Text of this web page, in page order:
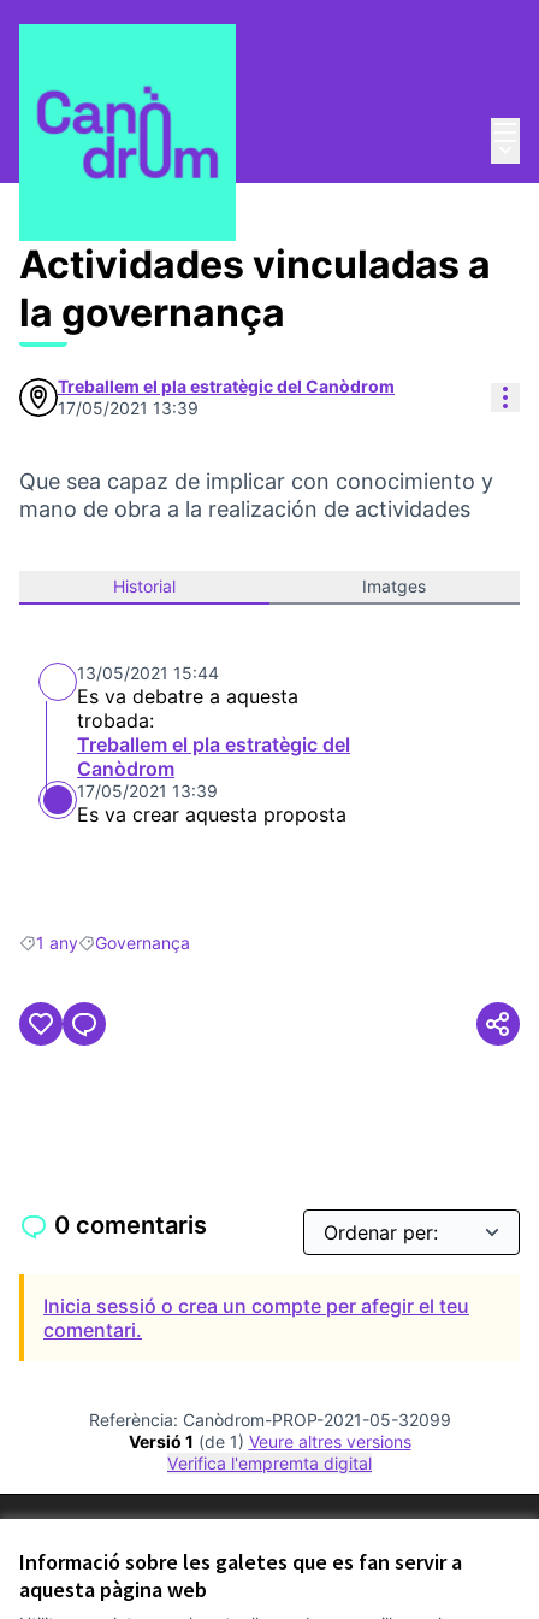
Informació sobre les galetes que es fan servir a
aquesta pàgina web
Pla Estratègic Propostes
Actividades vinculadas a
la governança
Treballem el pla estratègic del Canòdrom
17/05/2021 13:39
Que sea capaz de implicar con conocimiento y
mano de obra a la realización de actividades
Historial Imatges
13/05/2021 15:44
Es va debatre a aquesta
trobada:
Treballem el pla estratègic del
Canòdrom
17/05/2021 13:39
Es va crear aquesta proposta
Resultats en filtrar per: 1 any
1 anyResultats en filtrar per: Governança
Governança
0 comentaris
Inicia sessió o crea un compte per afegir el teu
comentari.
Referència: Canòdrom-PROP-2021-05-32099
Versió 1 (de 1)
veure altres versions
Verifica l'empremta digital
Configuració de les galetes
Comunitat Canòdrom a Facebook
(Link externo)
Comunitat Canòdrom a Instagram
(Link externo)
Comunitat Canòdrom a YouTube
(Link externo)
Català
Triar la llenguaElegir el idioma